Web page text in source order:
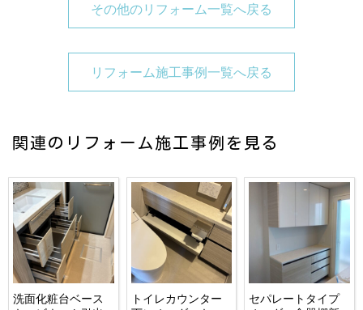
その他のリフォーム一覧へ戻る
リフォーム施工事例一覧へ戻る
関連のリフォーム施工事例を見る
洗面化粧台ベース
トイレカウンター
セパレートタイプ